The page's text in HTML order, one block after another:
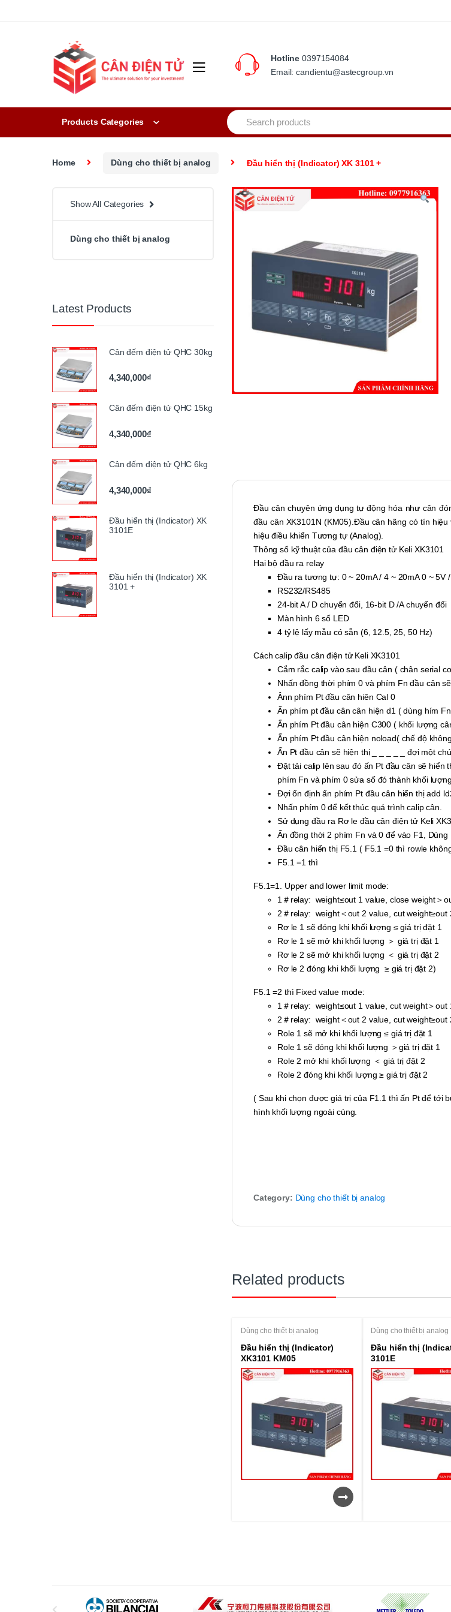
Hotline 0397154084
Email: candientu@astecgroup.vn
Products Categories
S
e
a
c
Home Dùng cho thiết bị analog Đầu hiển thị (Indicator) XK 3101 +
Đầu cân chuyên ứng dụng tự động hóa như cân
đầu cân XK3101N (KM05).Đầu cân hãng có tín
hiệu điều khiển Tương tự (Analog).
Thông số kỹ thuật của đầu cân điện tử Keli XK3101
Hai bộ đầu ra relay
Đầu ra tương tự: 0 ~ 20mA / 4 ~ 20mA 0 ~ 5V
RS232/RS485
24-bit A / D chuyển đổi, 16-bit D /A chuyển đổi
Màn hình 6 số LED
4 tỷ lệ lấy mẫu có sẵn (6, 12.5, 25, 50 Hz)
Cách calip đầu cân điện tử Keli XK3101
Cắm rắc calip vào sau đầu cân ( chân serial
Nhấn đồng thời phím 0 và phím Fn đầu cân
Ânn phím Pt đầu cân hiên Cal 0
Ấn phím pt đầu cân cân hiện d1 ( dùng hím
Ấn phím Pt đầu cân hiện C300 ( khối lượng
Ấn phím Pt đầu cân hiện noload( chế độ
Ấn Pt đầu cân sẽ hiện thị _ _ _ _ _ đợi một
Đặt tải calip lên sau đó ấn Pt đầu cân sẽ hiển
phím Fn và phím 0 sửa số đó thành khối
Đợi ổn định ấn phím Pt đầu cân hiển thị add
Nhấn phím 0 để kết thúc quá trình calip cân.
Sử dụng đầu ra Rơ le đầu cân điện tử Keli
Ấn đồng thời 2 phím Fn và 0 để vào F1,
Đầu cân hiển thị F5.1 ( F5.1 =0 thì rowle
F5.1 =1 thì
F5.1=1. Upper and lower limit mode:
1＃relay: weight≤out 1 value, close weight＞
2＃relay: weight＜out 2 value, cut weight≥out
Rơ le 1 sẽ đóng khi khối lượng ≤ giá trị đặt 1
Rơ le 1 sẽ mở khi khối lượng ＞ giá trị đặt 1
Rơ le 2 sẽ mở khi khối lượng ＜ giá trị đặt 2
Rơ le 2 đóng khi khối lượng ≥ giá trị đặt 2)
F5.1 =2 thì Fixed value mode:
1＃relay: weight≤out 1 value, cut weight＞out
2＃relay: weight＜out 2 value, cut weight≥out
Role 1 sẽ mở khi khối lượng ≤ giá trị đặt 1
Role 1 sẽ đóng khi khối lượng ＞giá trị đặt 1
Role 2 mở khi khối lượng ＜ giá trị đặt 2
Role 2 đóng khi khối lượng ≥ giá trị đặt 2
( Sau khi chọn được giá trị của F1.1 thì ấn Pt để tới
hình khối lượng ngoài cùng.
Category: Dùng cho thiết bị analog
Related products
Dùng cho thiết bị analog
Đầu hiển thị (Indicator)
XK3101 KM05
Dùng cho thiết bị analog
Đầu hiển thị
3101E
Show All Categories
Dùng cho thiết bị analog
Latest Products
Cân đếm điện tử QHC 30kg
4,340,000₫
Cân đếm điện tử QHC 15kg
4,340,000₫
Cân đếm điện tử QHC 6kg
4,340,000₫
Đầu hiển thị (Indicator) XK
3101E
Đầu hiển thị (Indicator) XK
3101 +